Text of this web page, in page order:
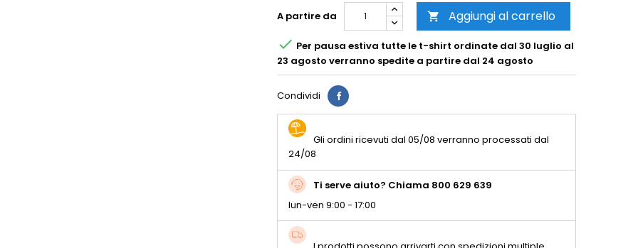
A partire da
 Aggiungi al carrello
 Per pausa estiva tutte le t-shirt ordinate dal 30 luglio al
23 agosto verranno spedite a partire dal 24 agosto
Condividi
Gli ordini ricevuti dal 05/08 verranno processati dal
24/08
Ti serve aiuto? Chiama 800 629 639
lun-ven 9:00 - 17:00